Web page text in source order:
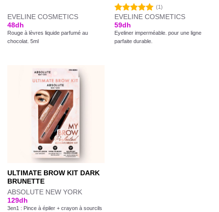
EVELINE COSMETICS
48dh
Rouge à lèvres liquide parfumé au
chocolat. 5ml
Note5.00
sur 5
(1)
EVELINE COSMETICS
59dh
Eyeliner imperméable. pour une ligne
parfaite durable.
ULTIMATE BROW KIT DARK
BRUNETTE
ABSOLUTE NEW YORK
129dh
3en1 : Pince à épiler + crayon à sourcils